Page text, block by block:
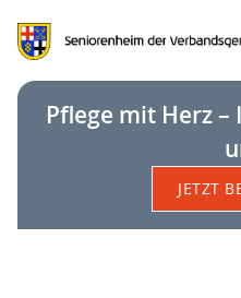
Pflege mit Herz
JETZT